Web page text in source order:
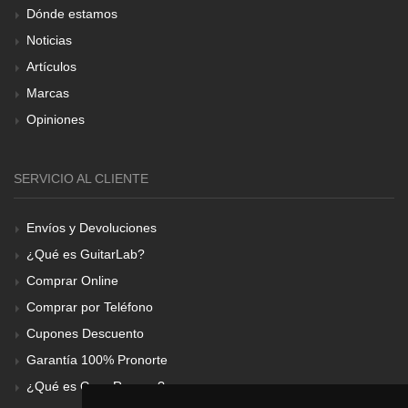
Dónde estamos
Noticias
Artículos
Marcas
Opiniones
SERVICIO AL CLIENTE
Envíos y Devoluciones
¿Qué es GuitarLab?
Comprar Online
Comprar por Teléfono
Cupones Descuento
Garantía 100% Pronorte
¿Qué es Gear Renove?